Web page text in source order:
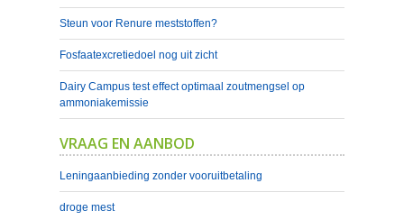
Steun voor Renure meststoffen?
Fosfaatexcretiedoel nog uit zicht
Dairy Campus test effect optimaal zoutmengsel op
ammoniakemissie
VRAAG EN AANBOD
Leningaanbieding zonder vooruitbetaling
droge mest